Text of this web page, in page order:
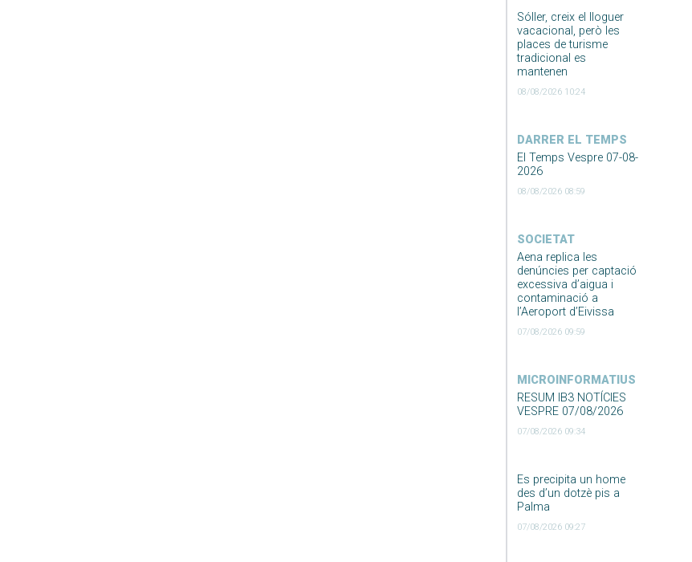
Sóller, creix el lloguer
vacacional, però les
places de turisme
tradicional es
mantenen
08/08/2026 10:24
DARRER EL TEMPS
El Temps Vespre 07-08-
2026
08/08/2026 08:59
SOCIETAT
Aena replica les
denúncies per captació
excessiva d’aigua i
contaminació a
l’Aeroport d’Eivissa
07/08/2026 09:59
MICROINFORMATIUS
RESUM IB3 NOTÍCIES
VESPRE 07/08/2026
07/08/2026 09:34
Es precipita un home
des d’un dotzè pis a
Palma
07/08/2026 09:27